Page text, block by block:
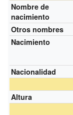
Nombre de
nacimiento
Otros nombres
Nacimiento
Nacionalidad
Altura